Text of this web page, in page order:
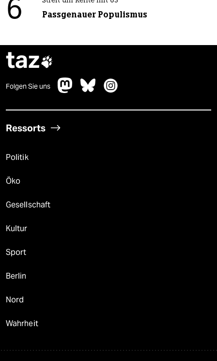
6 Passgenauer Populismus
taz
Folgen Sie uns
Ressorts
Politik
Öko
Gesellschaft
Kultur
Sport
Berlin
Nord
Wahrheit